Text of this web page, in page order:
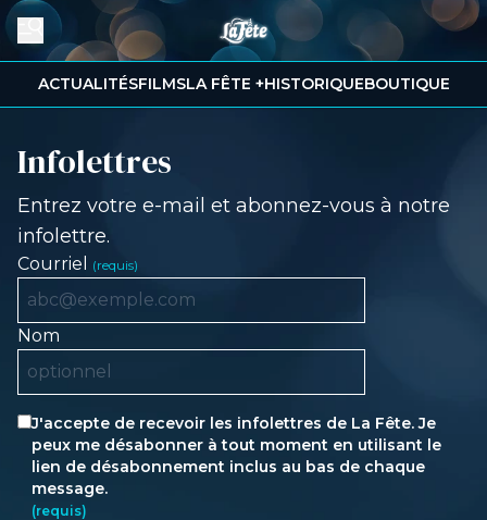
ACTUALITÉSFILMSLA FÊTE +HISTORIQUEBOUTIQUE
Infolettres
Entrez votre e-mail et abonnez-vous à notre
infolettre.
Courriel (requis)
Nom
J'accepte de recevoir les infolettres de La Fête. Je
peux me désabonner à tout moment en utilisant le
lien de désabonnement inclus au bas de chaque
message.
(requis)